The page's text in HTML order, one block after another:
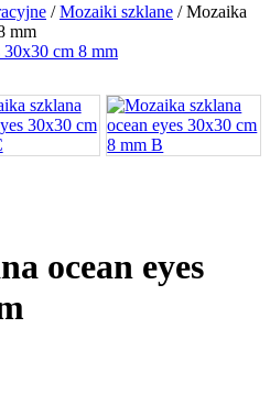
/Mozaiki szklane / Mozaika
mm
ocean eyes